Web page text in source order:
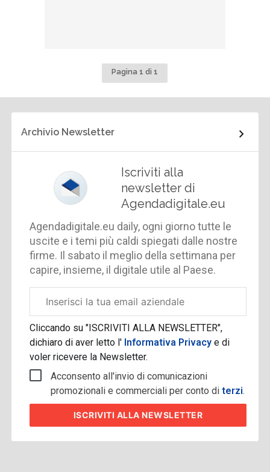
Pagina 1 di 1
Archivio Newsletter
Iscriviti alla
newsletter di
Agendadigitale.eu
Agendadigitale.eu daily, ogni giorno tutte le
uscite e i temi più caldi spiegati dalle nostre
firme. Il sabato il meglio della settimana per
capire, insieme, il digitale utile al Paese.
aziendale
Cliccando su "ISCRIVITI ALLA NEWSLETTER",
dichiaro di aver letto l' Informativa Privacye di
voler ricevere la Newsletter.
Acconsento all'invio di comunicazioni
promozionali e commerciali per conto diterzi.
ISCRIVITI ALLA NEWSLETTER